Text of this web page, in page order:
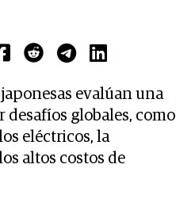
evalúan una
globales, como
eléctricos, la
altos costos de